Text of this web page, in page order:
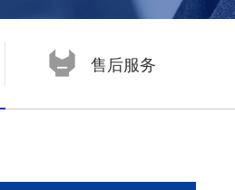
售后服务